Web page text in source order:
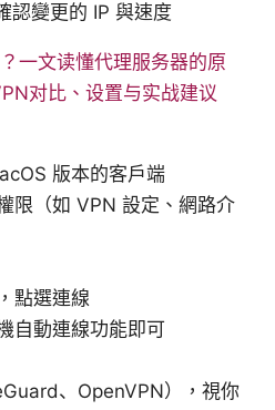
變更的 IP 與速度
一文读懂代理服务器的原
对比、设置与实战建议
版本的客戶端
限（如 VPN 設定、網路介
點選連線
自動連線功能即可
、OpenVPN），視你